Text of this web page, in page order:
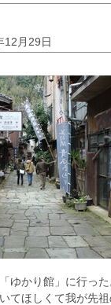
12月29日
ゆかり館」に行っ
てほしくて我が先